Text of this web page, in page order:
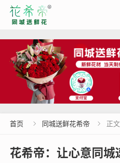
首页  同城送鲜花希帝  正文
花希帝：让心意同城